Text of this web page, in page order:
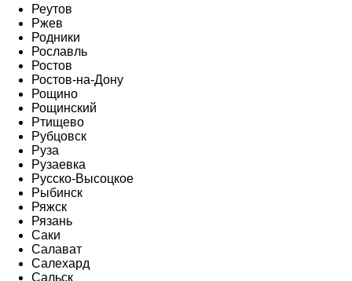
Реутов
Ржев
Родники
Рославль
Ростов
Ростов-на-Дону
Рощино
Рощинский
Ртищево
Рубцовск
Руза
Рузаевка
Русско-Высоцкое
Рыбинск
Ряжск
Рязань
Саки
Салават
Салехард
Сальск